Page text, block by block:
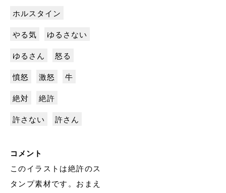
ホルスタイン
やる気
ゆるさない
ゆるさん
怒る
憤怒
激怒
牛
絶対
絶許
許さない
許さん
コメント
このイラストは絶許のス
タンプ素材です。おまえ